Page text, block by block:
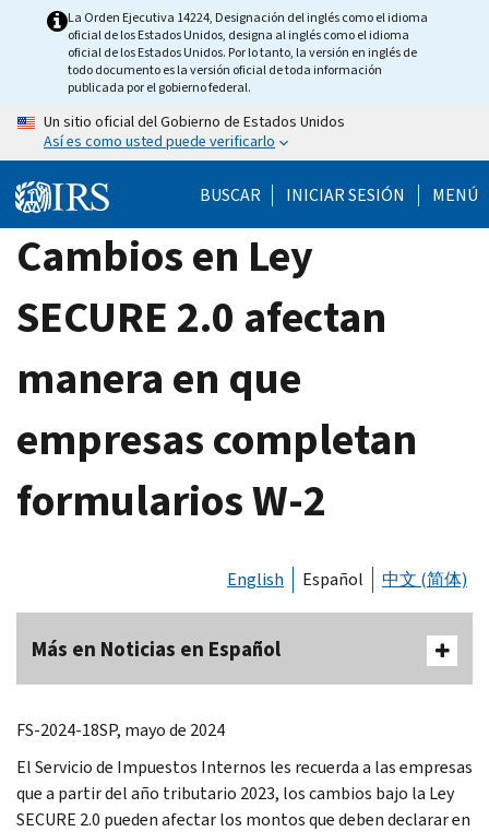
La Orden Ejecutiva 14224, Designación del inglés como el idioma
oficial de los Estados Unidos, designa al inglés como el idioma
oficial de los Estados Unidos. Por lo tanto, la versión en inglés de
todo documento es la versión oficial de toda información
publicada por el gobierno federal.
Un sitio oficial del Gobierno de Estados Unidos
Así es como usted puede verificarlo
BUSCAR INICIAR SESIÓN MENÚ
Cambios en Ley
SECURE 2.0 afectan
manera en que
empresas completan
formularios W-2
English Español 中文 (简体)
Más en Noticias en Español
FS-2024-18SP, mayo de 2024
El Servicio de Impuestos Internos les recuerda a las empresas
que a partir del año tributario 2023, los cambios bajo la Ley
SECURE 2.0 pueden afectar los montos que deben declarar en